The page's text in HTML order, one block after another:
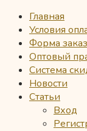
Главная
Условия
Форма
Оптовый
Система
Новости
Статьи
Вход